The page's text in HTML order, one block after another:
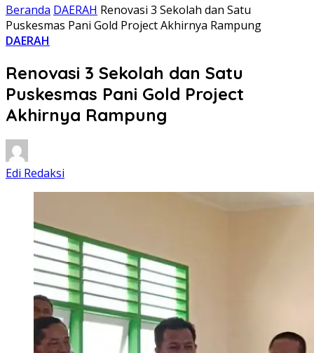
Beranda DAERAH Renovasi 3 Sekolah dan Satu
Puskesmas Pani Gold Project Akhirnya Rampung
DAERAH
Renovasi 3 Sekolah dan Satu
Puskesmas Pani Gold Project
Akhirnya Rampung
Edi Redaksi